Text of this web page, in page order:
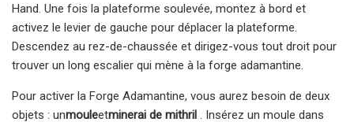
Hand. Une fois la plateforme soulevée, montez à bord et
activez le levier de gauche pour déplacer la plateforme.
Descendez au rez-de-chaussée et dirigez-vous tout droit pour
trouver un long escalier qui mène à la forge adamantine.
Pour activer la Forge Adamantine, vous aurez besoin de deux
objets : unmouleetminerai de mithril . Insérez un moule dans